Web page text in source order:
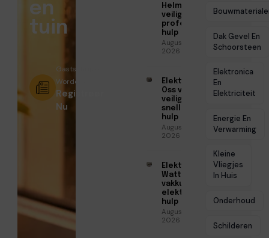
Helmond voor
veilige en
professionele
hulp
Augustus 6,
2026
Elektricien
Oss voor
veilige en
snelle
hulp
Augustus 6,
2026
Elektricien
Watt voor
vakkundige
elektrische
hulp
Augustus 5,
2026
Dak Gevel En
Schoorsteen
Elektronica
En
Elektriciteit
Energie En
Verwarming
Kleine
Vliegjes
In Huis
Onderhoud
Schilderen
en
tuin
Gastschrijver
Worden?
Registreer
Nu